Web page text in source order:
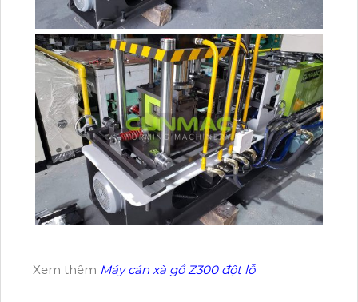
Xem thêm Máy cán xà gồ Z300 đột lỗ